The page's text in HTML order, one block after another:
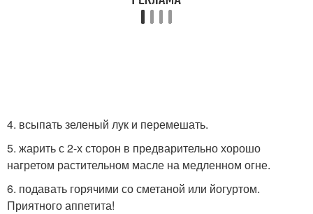
4. всыпать зеленый лук и перемешать.
5. жарить с 2-х сторон в предварительно хорошо
нагретом растительном масле на медленном огне.
6. подавать горячими со сметаной или йогуртом.
Приятного аппетита!